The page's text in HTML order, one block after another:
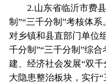
2.山东省临沂市费
制”“三千分制”考核体
对乡镇和县直部门单位
千分制”“三千分制”综
建、经济社会发展“双
大隐患整治板块，实行